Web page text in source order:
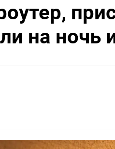
на ночь